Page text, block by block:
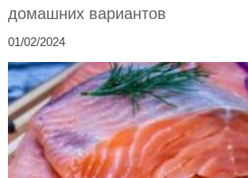
домашних вариантов
01/02/2024